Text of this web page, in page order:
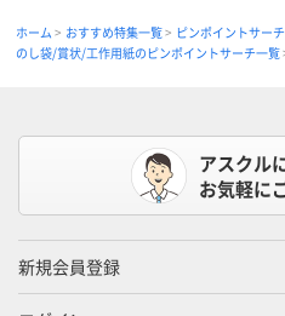
ホーム おすすめ特集一覧
ピンポイントサー
のし袋/賞状/工作用紙のピンポイントサーチ一覧
アスクル
お気軽に
新規会員登録